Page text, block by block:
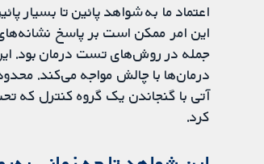
اعتماد ما به شواهد پائین تا بسیار
این امر ممکن است بر پاسخ نشانه‌های
درمان‌ها با چالش مواجه می‌کند.
کرد.